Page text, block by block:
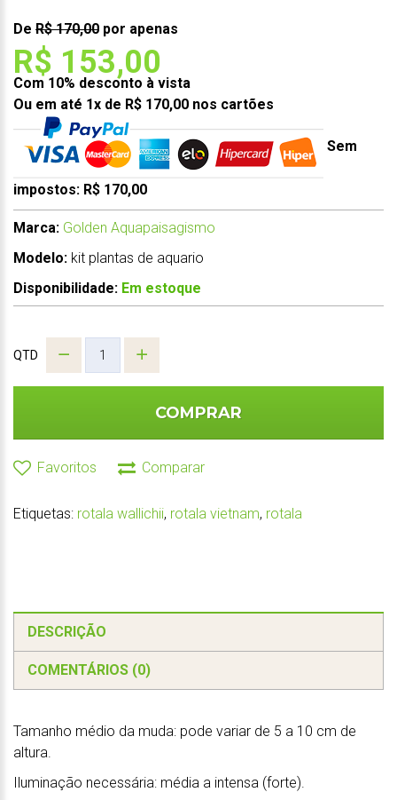
De R$ 170,00 por apenas
R$ 153,00
Com 10% desconto à vista
Ou em até 1x de R$ 170,00 nos cartões
Sem
impostos: R$ 170,00
Marca: Golden Aquapaisagismo
Modelo: kit plantas de aquario
Disponibilidade: Em estoque
QTD
COMPRAR
Favoritos Comparar
Etiquetas: rotala wallichii, rotala vietnam, rotala
DESCRIÇÃO
COMENTÁRIOS (0)
Tamanho médio da muda: pode variar de 5 a 10 cm de
altura.
Iluminação necessária: média a intensa (forte).